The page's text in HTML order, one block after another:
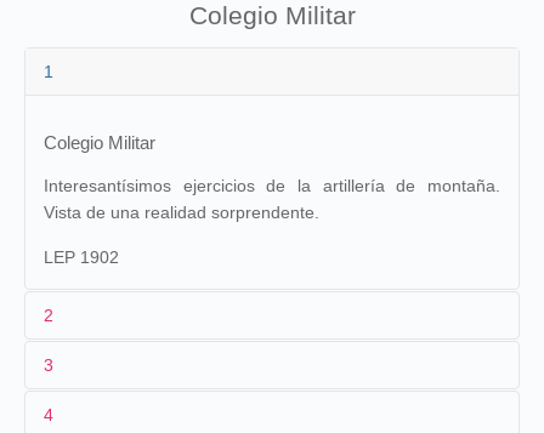
Colegio Militar
1
Colegio Militar
Interesantísimos ejercicios de la artillería de montaña.
Vista de una realidad sorprendente.
LEP 1902
2
1
2
3
4